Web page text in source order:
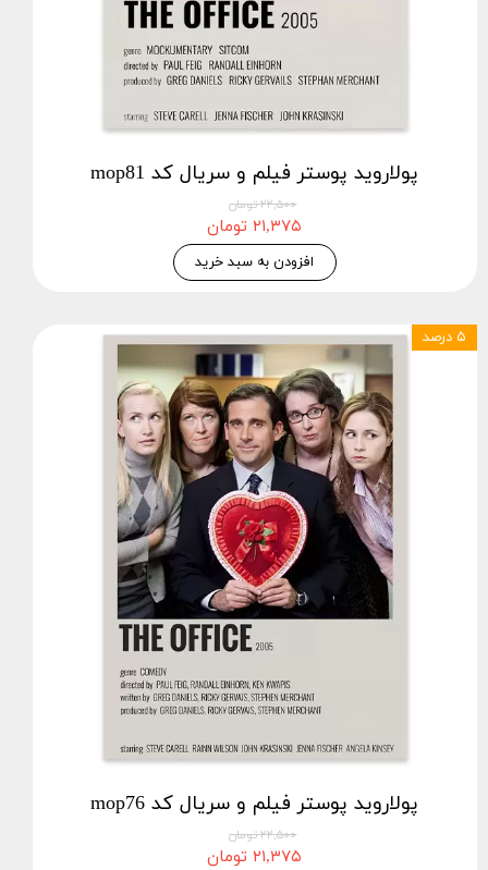
پولاروید پوستر فیلم و سریال کد mop81
۲۲,۵۰۰ تومان
۲۱,۳۷۵ تومان
افزودن به سبد خرید
پولاروید پوستر فیلم و سریال کد mop76
۲۲,۵۰۰ تومان
۲۱,۳۷۵ تومان
۵ درصد